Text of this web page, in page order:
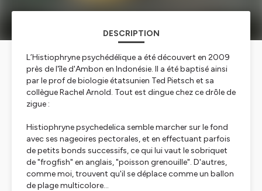
DESCRIPTION
L’Histiophryne psychédélique a été découvert en 2009
près de l'île d'Ambon en Indonésie. Il a été baptisé ainsi
par le prof de biologie étatsunien Ted Pietsch et sa
collègue Rachel Arnold. Tout est dingue chez ce drôle de
zigue :
Histiophryne psychedelica semble marcher sur le fond
avec ses nageoires pectorales, et en effectuant parfois
de petits bonds successifs, ce qui lui vaut le sobriquet
de "frogfish" en anglais, "poisson grenouille". D'autres,
comme moi, trouvent qu'il se déplace comme un ballon
de plage multicolore…